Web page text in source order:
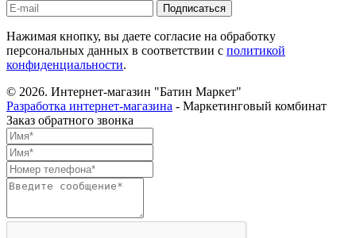
Нажимая кнопку, вы даете согласие на обработку
персональных данных в соответствии с политикой
конфиденциальности.
© 2026. Интернет-магазин "Батин Маркет"
Разработка интернет-магазина - Маркетинговый комбинат
Заказ обратного звонка